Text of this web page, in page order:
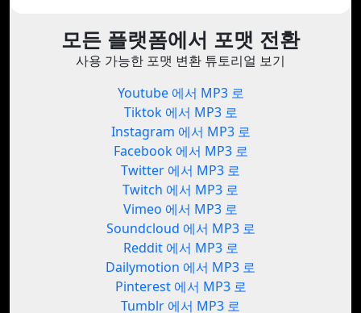
모든 플랫폼에서 포맷 전환
사용 가능한 포맷 변환 튜토리얼 보기
Youtube 에서 MP3 로
Tiktok 에서 MP3 로
Instagram 에서 MP3 로
Facebook 에서 MP3 로
Twitter 에서 MP3 로
Twitch 에서 MP3 로
Vimeo 에서 MP3 로
Soundcloud 에서 MP3 로
Reddit 에서 MP3 로
Dailymotion 에서 MP3 로
Pinterest 에서 MP3 로
Tumblr 에서 MP3 로